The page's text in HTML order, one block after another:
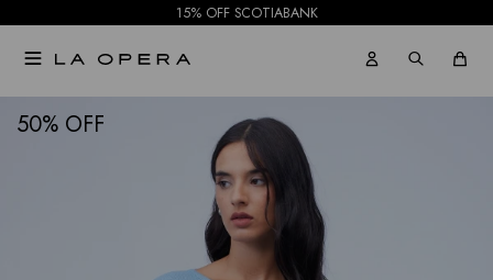
15% OFF SCOTIABANK

50 NOTIFICARME